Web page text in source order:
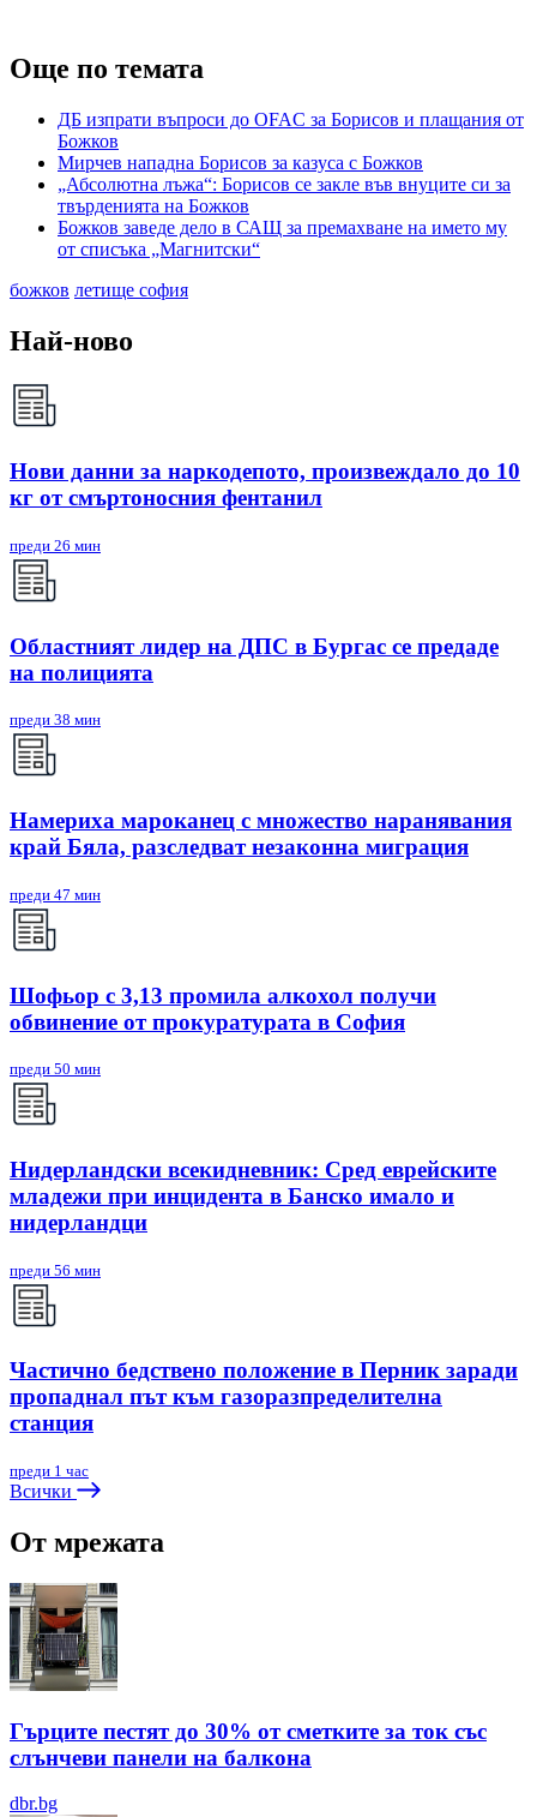
Още по темата
ДБ изпрати въпроси до OFAC за Борисов и плащания от
Божков
Мирчев нападна Борисов за казуса с Божков
„Абсолютна лъжа“: Борисов се закле във внуците си за
твърденията на Божков
Божков заведе дело в САЩ за премахване на името му
от списъка „Магнитски“
божков летище софия
Най-ново
Нови данни за наркодепото, произвеждало до 10
кг от смъртоносния фентанил
преди 26 мин
Областният лидер на ДПС в Бургас се предаде
на полицията
преди 38 мин
Намериха мароканец с множество наранявания
край Бяла, разследват незаконна миграция
преди 47 мин
Шофьор с 3,13 промила алкохол получи
обвинение от прокуратурата в София
преди 50 мин
Нидерландски всекидневник: Сред еврейските
младежи при инцидента в Банско имало и
нидерландци
преди 56 мин
Частично бедствено положение в Перник заради
пропаднал път към газоразпределителна
станция
преди 1 час
Всички
От мрежата
Гърците пестят до 30% от сметките за ток със
слънчеви панели на балкона
dbr.bg